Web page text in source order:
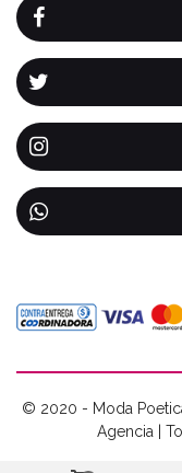
© 2020 - Moda
Agencia |